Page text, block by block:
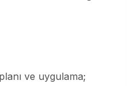
ve uygulama;